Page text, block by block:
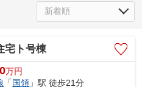
宅ト号棟
万円
「国領 」駅 徒歩21分